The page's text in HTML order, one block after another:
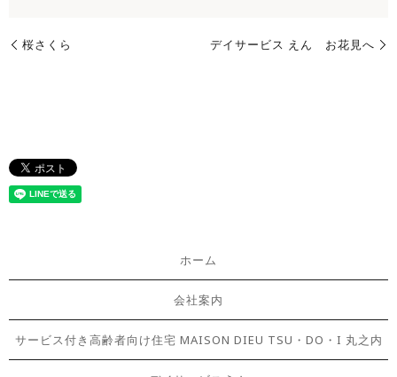
桜さくら デイサービス えん お花見へ
ホーム
会社案内
サービス付き高齢者向け住宅 MAISON DIEU TSU・DO・I 丸之内